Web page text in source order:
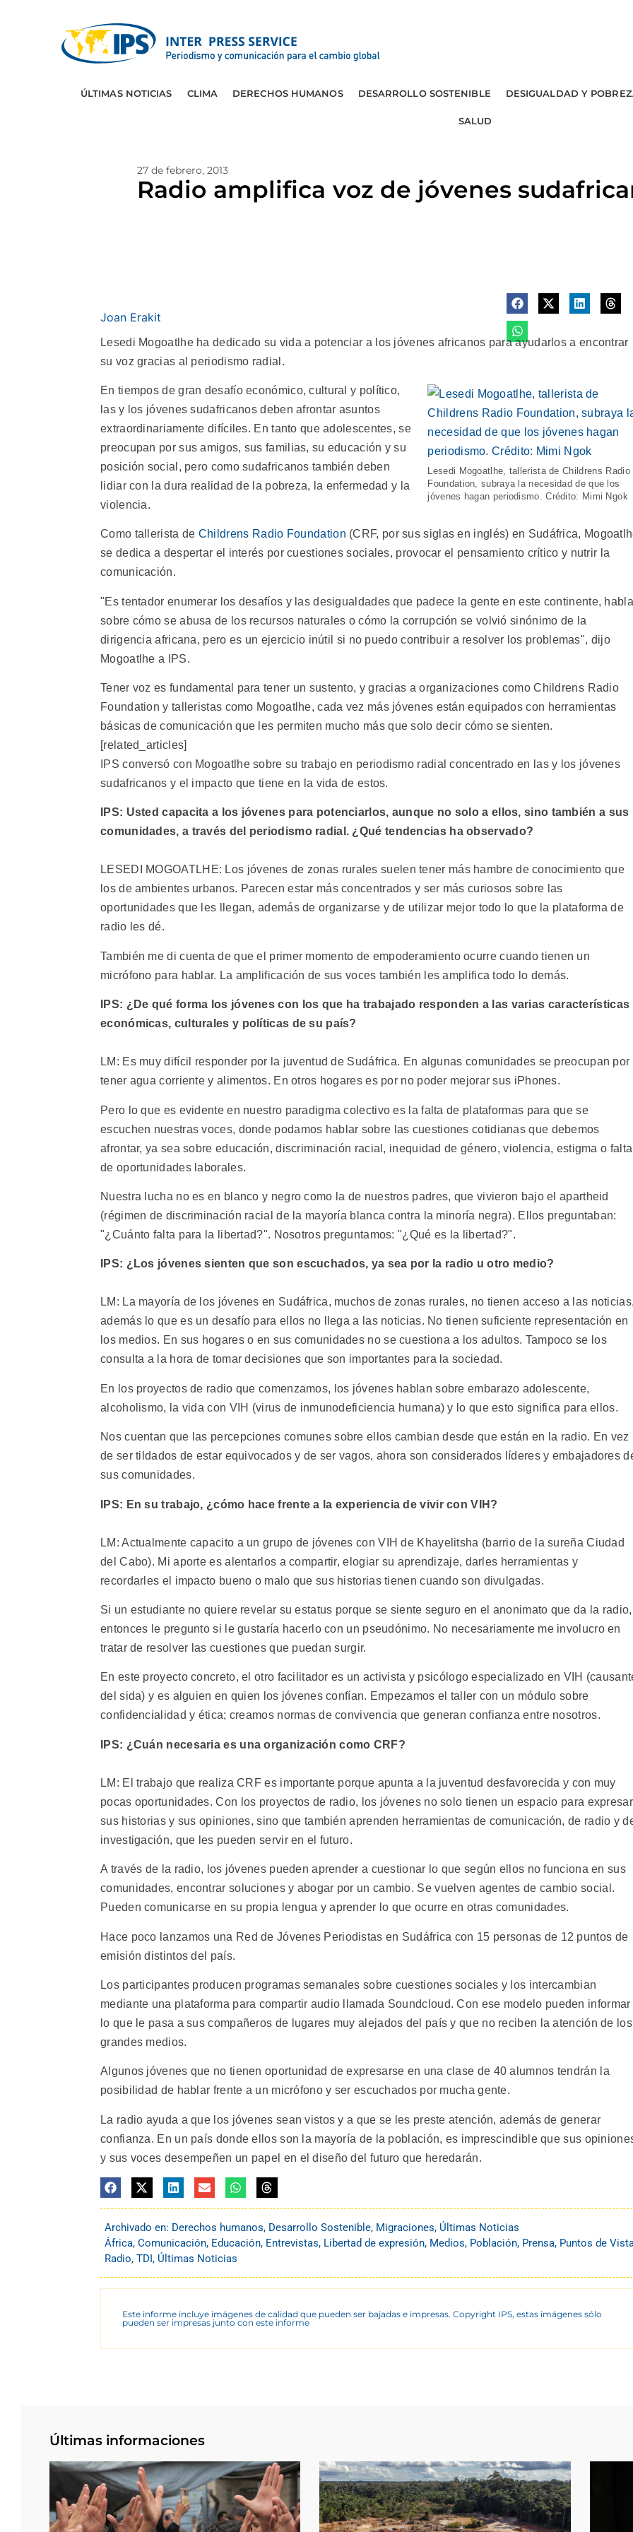
ÚLTIMAS NOTICIAS CLIMA DERECHOS HUMANOS DESARROLLO SOSTENIBLE DESIGUALDAD Y
SALUD
27 de febrero, 2013
Radio amplifica voz de jóvenes
Joan Erakit
Lesedi Mogoatlhe ha dedicado su vida a potenciar a los jóvenes africanos para ayudarlos a encontrar
su voz gracias al periodismo radial.
Lesedi Mogoatlhe, tallerista de Childrens Radio
Foundation, subraya la necesidad de que los
jóvenes hagan periodismo. Crédito: Mimi Ngok
En tiempos de gran desafío económico, cultural y político,
las y los jóvenes sudafricanos deben afrontar asuntos
extraordinariamente difíciles. En tanto que adolescentes, se
preocupan por sus amigos, sus familias, su educación y su
posición social, pero como sudafricanos también deben
lidiar con la dura realidad de la pobreza, la enfermedad y la
violencia.
Como tallerista de Childrens Radio Foundation (CRF, por sus siglas en inglés) en Sudáfrica,
se dedica a despertar el interés por cuestiones sociales, provocar el pensamiento crítico y nutrir la
comunicación.
"Es tentador enumerar los desafíos y las desigualdades que padece la gente en este continente,
sobre cómo se abusa de los recursos naturales o cómo la corrupción se volvió sinónimo de la
dirigencia africana, pero es un ejercicio inútil si no puedo contribuir a resolver los problemas", dijo
Mogoatlhe a IPS.
Tener voz es fundamental para tener un sustento, y gracias a organizaciones como Childrens Radio
Foundation y talleristas como Mogoatlhe, cada vez más jóvenes están equipados con herramientas
básicas de comunicación que les permiten mucho más que solo decir cómo se sienten.
[related_articles]
IPS conversó con Mogoatlhe sobre su trabajo en periodismo radial concentrado en las y los jóvenes
sudafricanos y el impacto que tiene en la vida de estos.
IPS: Usted capacita a los jóvenes para potenciarlos, aunque no solo a ellos, sino también a sus
comunidades, a través del periodismo radial. ¿Qué tendencias ha observado?
LESEDI MOGOATLHE: Los jóvenes de zonas rurales suelen tener más hambre de conocimiento que
los de ambientes urbanos. Parecen estar más concentrados y ser más curiosos sobre las
oportunidades que les llegan, además de organizarse y de utilizar mejor todo lo que la plataforma de
radio les dé.
También me di cuenta de que el primer momento de empoderamiento ocurre cuando tienen un
micrófono para hablar. La amplificación de sus voces también les amplifica todo lo demás.
IPS: ¿De qué forma los jóvenes con los que ha trabajado responden a las varias características
económicas, culturales y políticas de su país?
LM: Es muy difícil responder por la juventud de Sudáfrica. En algunas comunidades se preocupan por
tener agua corriente y alimentos. En otros hogares es por no poder mejorar sus iPhones.
Pero lo que es evidente en nuestro paradigma colectivo es la falta de plataformas para que se
escuchen nuestras voces, donde podamos hablar sobre las cuestiones cotidianas que debemos
afrontar, ya sea sobre educación, discriminación racial, inequidad de género, violencia, estigma o falta
de oportunidades laborales.
Nuestra lucha no es en blanco y negro como la de nuestros padres, que vivieron bajo el apartheid
(régimen de discriminación racial de la mayoría blanca contra la minoría negra). Ellos preguntaban:
"¿Cuánto falta para la libertad?". Nosotros preguntamos: "¿Qué es la libertad?".
IPS: ¿Los jóvenes sienten que son escuchados, ya sea por la radio u otro medio?
LM: La mayoría de los jóvenes en Sudáfrica, muchos de zonas rurales, no tienen acceso a las
además lo que es un desafío para ellos no llega a las noticias. No tienen suficiente representación en
los medios. En sus hogares o en sus comunidades no se cuestiona a los adultos. Tampoco se los
consulta a la hora de tomar decisiones que son importantes para la sociedad.
En los proyectos de radio que comenzamos, los jóvenes hablan sobre embarazo adolescente,
alcoholismo, la vida con VIH (virus de inmunodeficiencia humana) y lo que esto significa para ellos.
Nos cuentan que las percepciones comunes sobre ellos cambian desde que están en la radio. En vez
de ser tildados de estar equivocados y de ser vagos, ahora son considerados líderes y embajadores
sus comunidades.
IPS: En su trabajo, ¿cómo hace frente a la experiencia de vivir con VIH?
LM: Actualmente capacito a un grupo de jóvenes con VIH de Khayelitsha (barrio de la sureña Ciudad
del Cabo). Mi aporte es alentarlos a compartir, elogiar su aprendizaje, darles herramientas y
recordarles el impacto bueno o malo que sus historias tienen cuando son divulgadas.
Si un estudiante no quiere revelar su estatus porque se siente seguro en el anonimato que da la radio,
entonces le pregunto si le gustaría hacerlo con un pseudónimo. No necesariamente me involucro en
tratar de resolver las cuestiones que puedan surgir.
En este proyecto concreto, el otro facilitador es un activista y psicólogo especializado en VIH
del sida) y es alguien en quien los jóvenes confían. Empezamos el taller con un módulo sobre
confidencialidad y ética; creamos normas de convivencia que generan confianza entre nosotros.
IPS: ¿Cuán necesaria es una organización como CRF?
LM: El trabajo que realiza CRF es importante porque apunta a la juventud desfavorecida y con muy
pocas oportunidades. Con los proyectos de radio, los jóvenes no solo tienen un espacio para expresar
sus historias y sus opiniones, sino que también aprenden herramientas de comunicación, de radio y
investigación, que les pueden servir en el futuro.
A través de la radio, los jóvenes pueden aprender a cuestionar lo que según ellos no funciona en sus
comunidades, encontrar soluciones y abogar por un cambio. Se vuelven agentes de cambio social.
Pueden comunicarse en su propia lengua y aprender lo que ocurre en otras comunidades.
Hace poco lanzamos una Red de Jóvenes Periodistas en Sudáfrica con 15 personas de 12 puntos de
emisión distintos del país.
Los participantes producen programas semanales sobre cuestiones sociales y los intercambian
mediante una plataforma para compartir audio llamada Soundcloud. Con ese modelo pueden informar
lo que le pasa a sus compañeros de lugares muy alejados del país y que no reciben la atención de los
grandes medios.
Algunos jóvenes que no tienen oportunidad de expresarse en una clase de 40 alumnos tendrán la
posibilidad de hablar frente a un micrófono y ser escuchados por mucha gente.
La radio ayuda a que los jóvenes sean vistos y a que se les preste atención, además de generar
confianza. En un país donde ellos son la mayoría de la población, es imprescindible que sus
y sus voces desempeñen un papel en el diseño del futuro que heredarán.
Archivado en: Derechos humanos, Desarrollo Sostenible, Migraciones, Últimas Noticias
África, Comunicación, Educación, Entrevistas, Libertad de expresión, Medios, Población, Prensa, Puntos de
Radio, TDI , Últimas Noticias
Este informe incluye imágenes de calidad que pueden ser bajadas e impresas. Copyright IPS, estas imágenes sólo
pueden ser impresas junto con este informe
Últimas informaciones